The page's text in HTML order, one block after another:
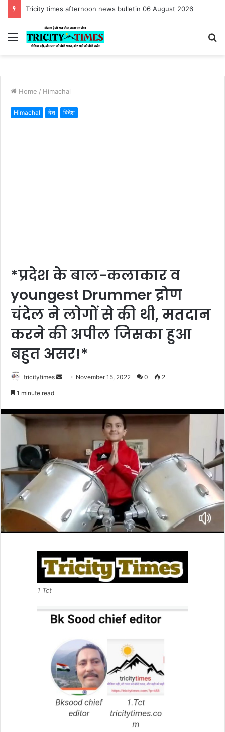
Menu
Home / Himachal
Himachal देश विदेश
*प्रदेश के बाल-कलाकार व
youngest Drummer द्रोण
चंदेल ने लोगों से की थी, मतदान
करने की अपील जिसका हुआ
बहुत असर!*
tricitytimes
Send November 15, 2022 0 2
1 minute read
1 Tct